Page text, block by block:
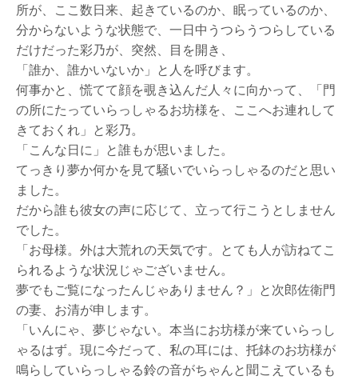
所が、ここ数日来、起きているのか、眠っているのか、
分からないような状態で、一日中うつらうつらしている
だけだった彩乃が、突然、目を開き、
「誰か、誰かいないか」と人を呼びます。
何事かと、慌てて顔を覗き込んだ人々に向かって、「門
の所にたっていらっしゃるお坊様を、ここへお連れして
きておくれ」と彩乃。
「こんな日に」と誰もが思いました。
てっきり夢か何かを見て騒いでいらっしゃるのだと思い
ました。
だから誰も彼女の声に応じて、立って行こうとしません
でした。
「お母様。外は大荒れの天気です。とても人が訪ねてこ
られるような状況じゃございません。
夢でもご覧になったんじゃありません？」と次郎佐衛門
の妻、お清が申します。
「いんにゃ、夢じゃない。本当にお坊様が来ていらっし
ゃるはず。現に今だって、私の耳には、托鉢のお坊様が
鳴らしていらっしゃる鈴の音がちゃんと聞こえているも